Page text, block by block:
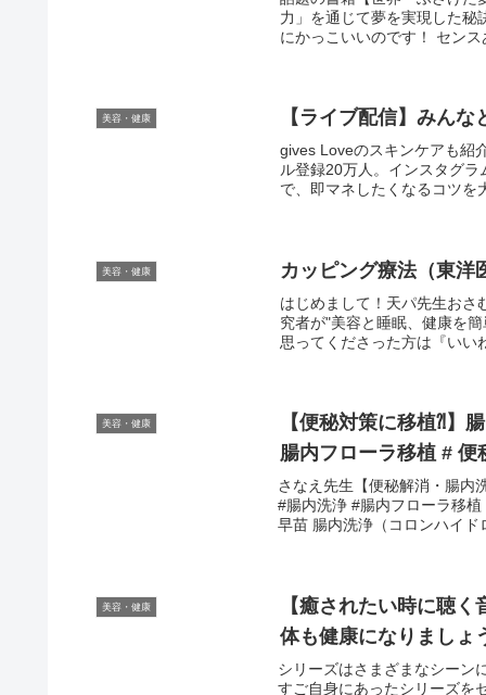
力」を通じて夢を実現した秘
にかっこいいのです！ セン
美容・健康 【ライブ配信】みん
gives Loveのスキンケアも紹
ル登録20万人。インスタグ
で、即マネしたくなるコツを
美容・健康 カッピング療法（東洋
はじめまして！天パ先生おさ
究者が"美容と睡眠、健康を
思ってくださった方は『いい
美容・健康
【便秘対策に移植⁈】
腸内フローラ移植 #
さなえ先生【便秘解消・腸内
#腸内洗浄 #腸内フローラ移
早苗 腸内洗浄（コロンハイド
美容・健康
【癒されたい時に聴
体も健康になりましょ
シリーズはさまざまなシーン
すご自身にあったシリーズを